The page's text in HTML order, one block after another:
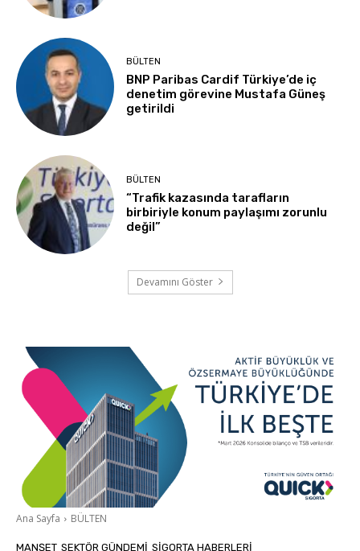
BÜLTEN
BNP Paribas Cardif Türkiye’de iç
denetim görevine Mustafa Güneş
getirildi
BÜLTEN
“Trafik kazasında tarafların
birbiriyle konum paylaşımı zorunlu
değil”
Devamını Göster